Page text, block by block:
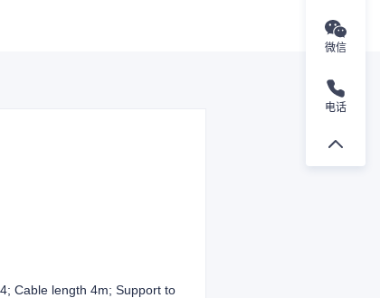
Cable length 4m; Support to
微信
电话